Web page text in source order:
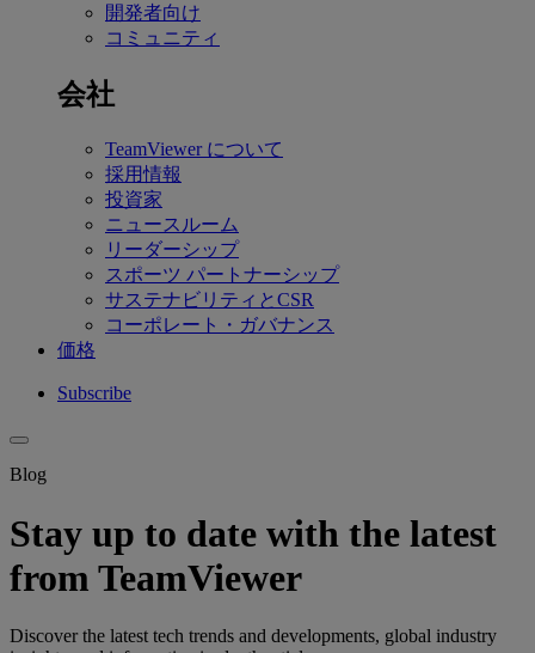
開発者向け
コミュニティ
会社
TeamViewer について
採用情報
投資家
ニュースルーム
リーダーシップ
スポーツ パートナーシップ
サステナビリティとCSR
コーポレート・ガバナンス
価格
Subscribe
Blog
Stay up to date with the latest
from TeamViewer
Discover the latest tech trends and developments, global industry